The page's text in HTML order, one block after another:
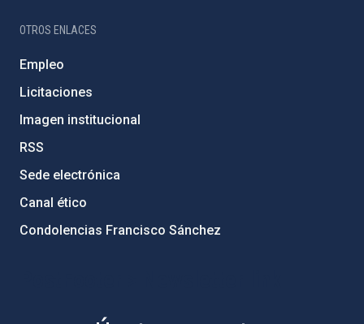
OTROS ENLACES
Empleo
Licitaciones
Imagen institucional
RSS
Sede electrónica
Canal ético
Condolencias Francisco Sánchez